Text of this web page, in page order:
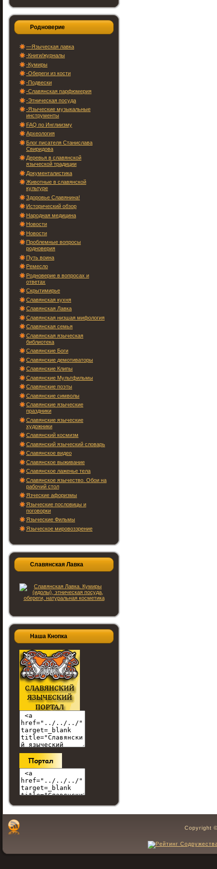
Родноверие
—Языческая лавка
-Книги/журналы
-Кумиры
-Обереги из кости
-Подвески
-Славянская парфюмерия
-Этническая посуда
-Языческие музыкальные
инструменты
FAQ по Инглиизму
Археология
Блог писателя Станислава
Свиридова
Деревья в славянской
языческой традиции
Документалистика
Животные в славянской
культуре
Здоровье Славянина!
Исторический обзор
Народная медицина
Новости
Новости
Проблемные вопросы
родноверия
Путь воина
Ремесло
Родноверие в вопросах и
ответах
Скрытимирье
Славянская кухня
Славянская Лавка
Славянская низшая мифология
Славянская семья
Славянская языческая
библиотека
Славянские Боги
Славянские демотиваторы
Славянские Клипы
Славянские Мультфильмы
Славянские поэты
Славянские символы
Славянские языческие
праздники
Славянские языческие
художники
Славянский космизм
Славянский языческий словарь
Славянское видео
Славянское выживание
Славянское лаженье тела
Славянское язычество. Обои на
рабочий стол
Язческие афоризмы
Языческие пословицы и
поговорки
Языческие Фильмы
Языческое мировоззрение
Славянская Лавка
Наша Кнопка
Copyright